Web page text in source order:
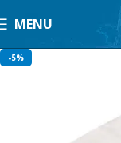
MENU
-5%